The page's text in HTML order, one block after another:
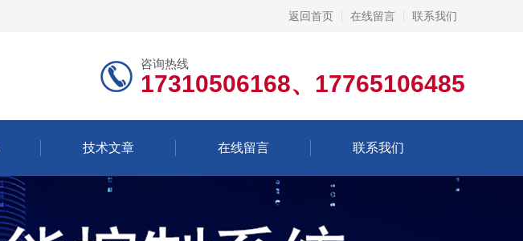
返回首页 在线留言 联系我们
咨询热线
17310506168、17765106485
技术文章 在线留言 联系我们